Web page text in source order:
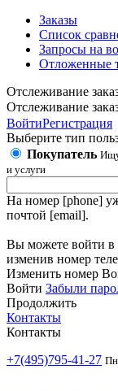
Заказы
Список
Запросы на
Отложенные
Отслеживание
Отслеживание
ВойтиРегистрация
Выберите тип
Покупатель
и услуги
На номер [phone]
почтой [email].
Вы можете войти в
изменив номер
Изменить номер
Войти Забыли
Продолжить
Контакты
Контакты
+7(495)795-41-27